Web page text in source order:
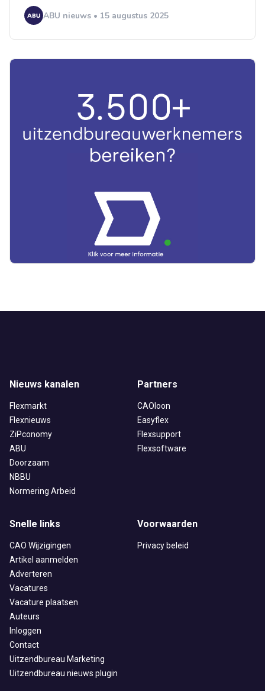
ABU nieuws • 15 augustus 2025
Nieuws kanalen
Flexmarkt
Flexnieuws
ZiPconomy
ABU
Doorzaam
NBBU
Normering Arbeid
Partners
CAOloon
Easyflex
Flexsupport
Flexsoftware
Snelle links
CAO Wijzigingen
Artikel aanmelden
Adverteren
Vacatures
Vacature plaatsen
Auteurs
Inloggen
Contact
Uitzendbureau Marketing
Uitzendbureau nieuws plugin
Voorwaarden
Privacy beleid